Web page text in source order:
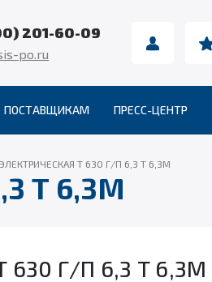
201-60-09
po.ru
ПОСТАВЩИКАМ ПРЕСС-ЦЕНТР
Т 630 Г/П 6,3 Т 6,3М
Т 6,3М
630 Г/П 6,3 Т 6,3М